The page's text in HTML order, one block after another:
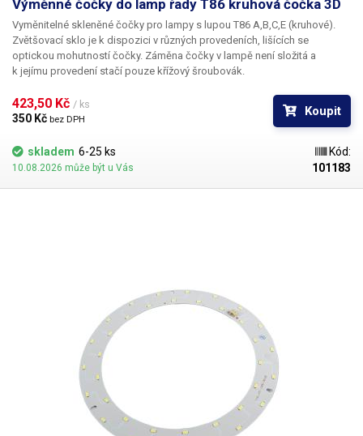
Výměnné čočky do lamp řady T86 kruhová čočka 3D
Vyměnitelné skleněné čočky pro lampy s lupou T86 A,B,C,E (kruhové).
Zvětšovací sklo je k dispozici v různých provedeních, lišících se
optickou mohutností čočky. Záměna čočky v lampě není složitá a
k jejímu provedení stačí pouze křížový šroubovák.
423,50 Kč / ks
350 Kč bez DPH
Koupit
skladem 6-25 ks
10.08.2026 může být u Vás
Kód:
101183